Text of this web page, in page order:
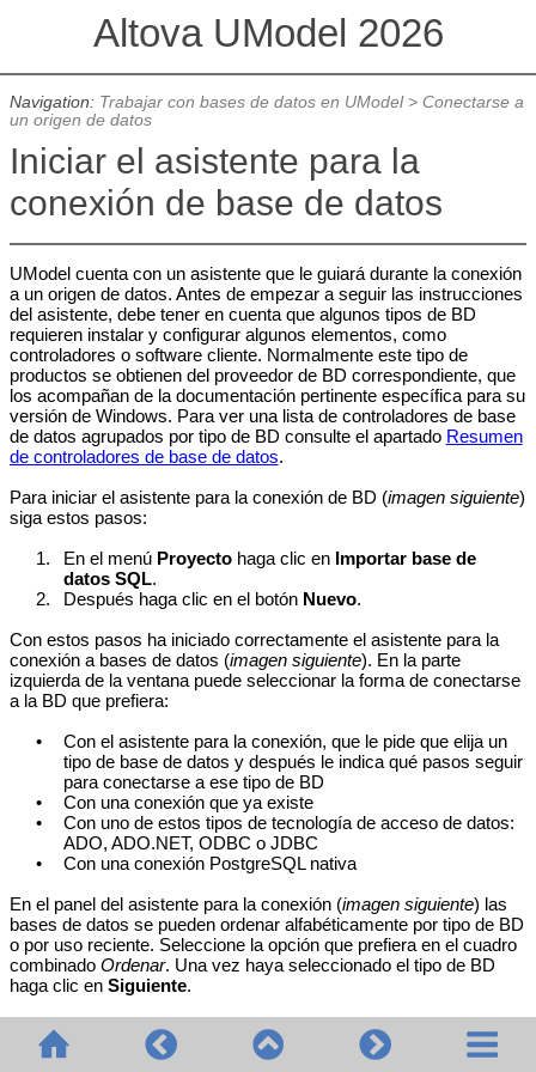
Altova UModel 2026
Navigation: Trabajar con bases de datos en UModel> Conectarse a
un origen de datos
Iniciar el asistente para la
conexión de base de datos
UModel cuenta con un asistente que le guiará durante la conexión
a un origen de datos. Antes de empezar a seguir las instrucciones
del asistente, debe tener en cuenta que algunos tipos de BD
requieren instalar y configurar algunos elementos, como
controladores o software cliente. Normalmente este tipo de
productos se obtienen del proveedor de BD correspondiente, que
los acompañan de la documentación pertinente específica para su
versión de Windows. Para ver una lista de controladores de base
de datos agrupados por tipo de BD consulte el apartado Resumen
de controladores de base de datos.
Para iniciar el asistente para la conexión de BD (imagen siguiente)
siga estos pasos:
1.
En el menú Proyecto haga clic en Importar base de
datos SQL.
2.
Después haga clic en el botón Nuevo.
Con estos pasos ha iniciado correctamente el asistente para la
conexión a bases de datos (imagen siguiente). En la parte
izquierda de la ventana puede seleccionar la forma de conectarse
a la BD que prefiera:
•
Con el asistente para la conexión, que le pide que elija un
tipo de base de datos y después le indica qué pasos seguir
para conectarse a ese tipo de BD
•
Con una conexión que ya existe
•
Con uno de estos tipos de tecnología de acceso de datos:
ADO, ADO.NET, ODBC o JDBC
•
Con una conexión PostgreSQL nativa
En el panel del asistente para la conexión (imagen siguiente) las
bases de datos se pueden ordenar alfabéticamente por tipo de BD
o por uso reciente. Seleccione la opción que prefiera en el cuadro
combinado Ordenar. Una vez haya seleccionado el tipo de BD
haga clic en Siguiente.